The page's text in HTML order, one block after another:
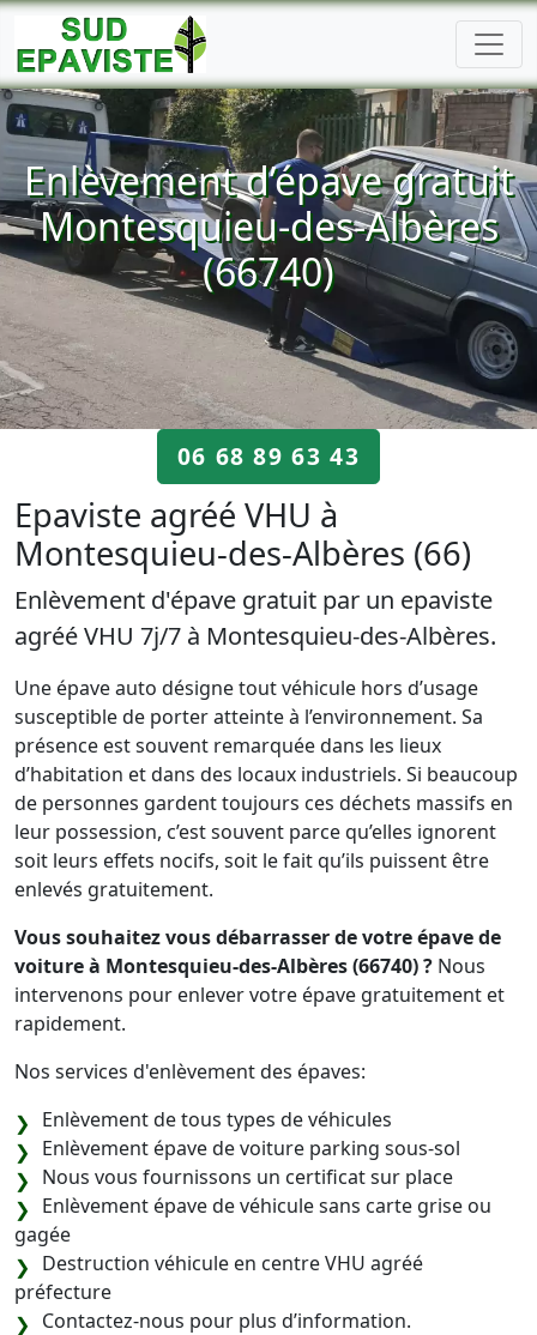
Enlèvement d’épave gratuit
Montesquieu-des-Albères
(66740)
06 68 89 63 43
Epaviste agréé VHU à
Montesquieu-des-Albères (66)
Enlèvement d'épave gratuit par un epaviste
agréé VHU 7j/7 à Montesquieu-des-Albères.
Une épave auto désigne tout véhicule hors d’usage
susceptible de porter atteinte à l’environnement. Sa
présence est souvent remarquée dans les lieux
d’habitation et dans des locaux industriels. Si beaucoup
de personnes gardent toujours ces déchets massifs en
leur possession, c’est souvent parce qu’elles ignorent
soit leurs effets nocifs, soit le fait qu’ils puissent être
enlevés gratuitement.
Vous souhaitez vous débarrasser de votre épave de
voiture à Montesquieu-des-Albères (66740) ? Nous
intervenons pour enlever votre épave gratuitement et
rapidement.
Nos services d'enlèvement des épaves:
Enlèvement de tous types de véhicules
Enlèvement épave de voiture parking sous-sol
Nous vous fournissons un certificat sur place
Enlèvement épave de véhicule sans carte grise ou
gagée
Destruction véhicule en centre VHU agréé
préfecture
Contactez-nous pour plus d’information.